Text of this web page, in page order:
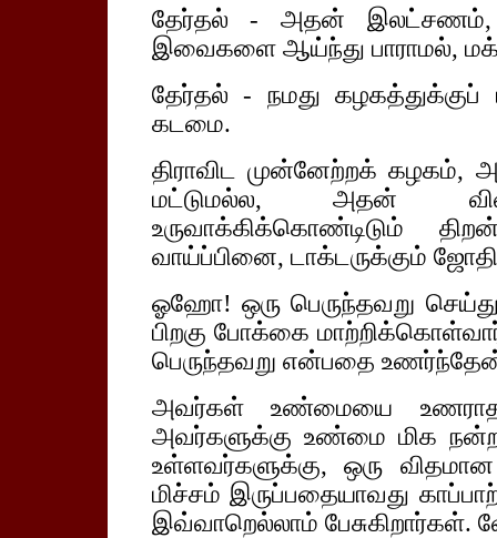
தேர்தல் - அதன் இலட்சணம்,
இவைகளை ஆய்ந்து பாராமல்,
தேர்தல் - நமது கழகத்துக்குப்
கடமை.
திராவிட முன்னேற்றக் கழகம்,
மட்டுமல்ல, அதன்
உருவாக்கிக்கொண்டிடும்
வாய்ப்பினை, டாக்டருக்கும்
ஓஹோ! ஒரு பெருந்தவறு
பிறகு போக்கை
பெருந்தவறு என்பதை
அவர்கள் உண்மையை
அவர்களுக்கு உண்மை மிக
உள்ளவர்களுக்கு, ஒரு
மிச்சம் இருப்பதையாவது
இவ்வாறெல்லாம்